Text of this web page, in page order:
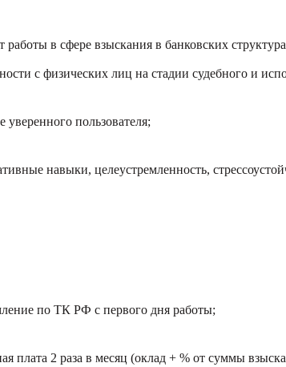
работы в сфере взыскания в банковских
с физических лиц на стадии судебного и
пользователя;
навыки, целеустремленность,
по ТК РФ с первого дня работы;
плата 2 раза в месяц (оклад + % от суммы